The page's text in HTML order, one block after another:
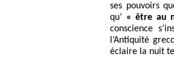
ses pouvoirs
qu’ « être au
conscience
l’Antiquité
éclaire la nuit